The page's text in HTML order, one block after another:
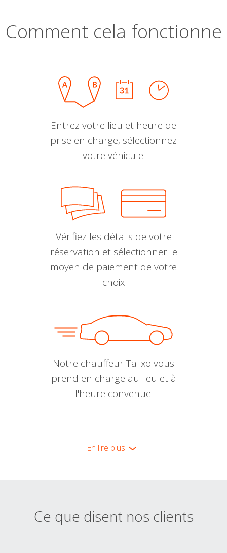
Comment cela fonctionne
Entrez votre lieu et heure de
prise en charge, sélectionnez
votre véhicule.
Vérifiez les détails de votre
réservation et sélectionner le
moyen de paiement de votre
choix
Notre chauffeur Talixo vous
prend en charge au lieu et à
l'heure convenue.
En lire plus
Ce que disent nos clients